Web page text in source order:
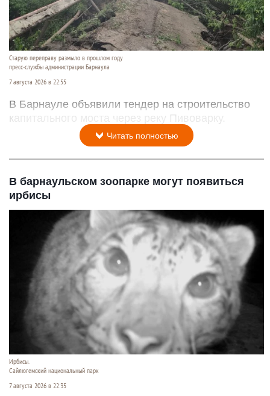
Старую переправу размыло в прошлом году
пресс-службы администрации Барнаула
7 августа 2026 в 22:55
В Барнауле объявили тендер на строительство
капитального моста через реку Пивоварку.
Читать полностью
В барнаульском зоопарке могут появиться
ирбисы
Ирбисы.
Сайлюгемский национальный парк
7 августа 2026 в 22:35